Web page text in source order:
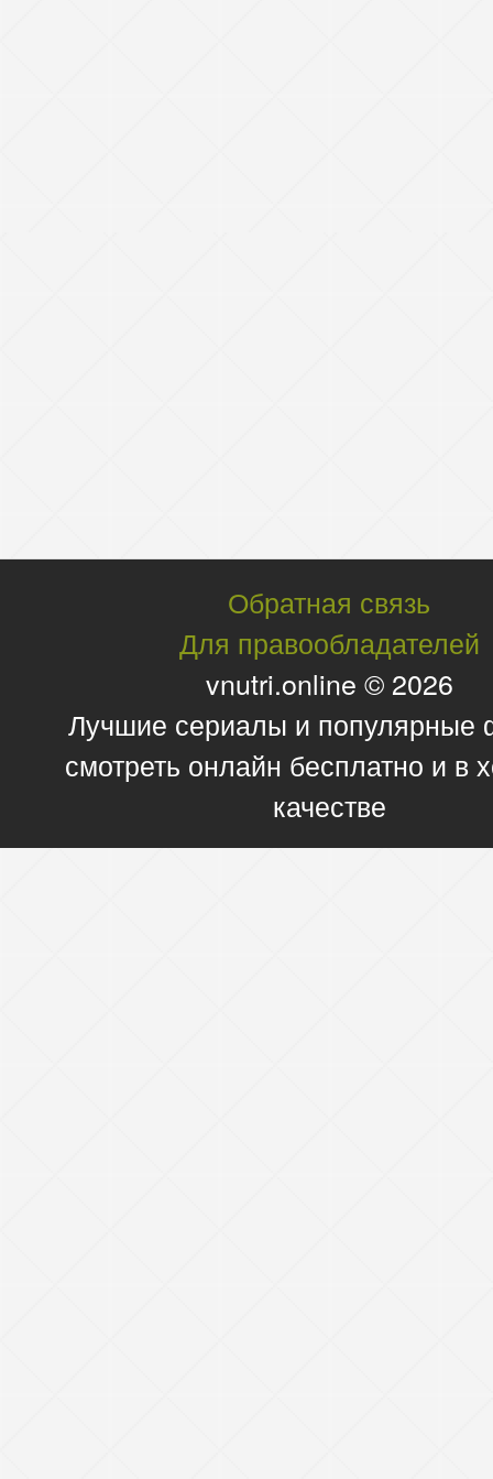
Обратная связь
Для правообладателей
vnutri.online © 2026
Лучшие сериалы и
смотреть онлайн бесплатно и в
качестве